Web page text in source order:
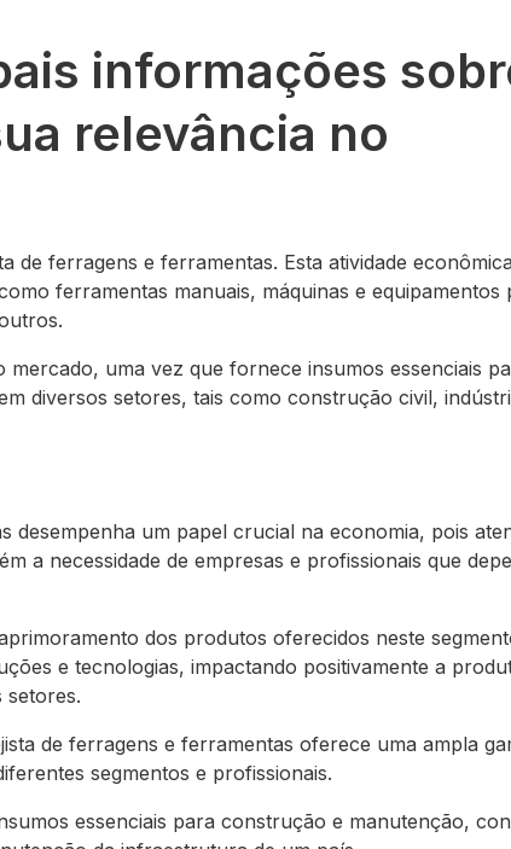
informações
relevância no
de ferragens e ferramentas. Esta atividade
ferramentas manuais, máquinas e equipamentos
uma vez que fornece insumos essenciais
diversos setores, tais como construção civil,
desempenha um papel crucial na economia, pois
a necessidade de empresas e profissionais que
dos produtos oferecidos neste
e tecnologias, impactando positivamente a
setores.
de ferragens e ferramentas oferece uma ampla
segmentos e profissionais.
essenciais para construção e manutenção,